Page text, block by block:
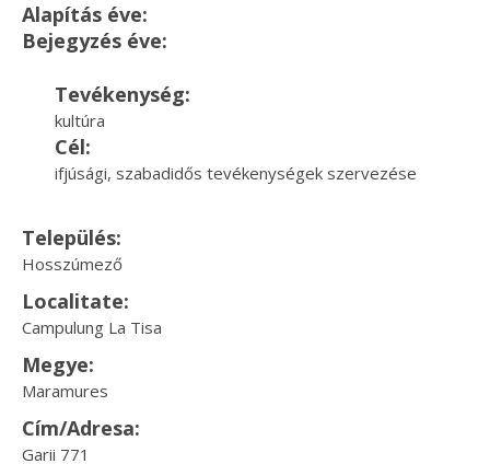
Alapítás éve:
Bejegyzés éve:
Tevékenység:
kultúra
Cél:
ifjúsági, szabadidős tevékenységek szervezése
Település:
Hosszúmező
Localitate:
Campulung La Tisa
Megye:
Maramures
Cím/Adresa:
Garii 771